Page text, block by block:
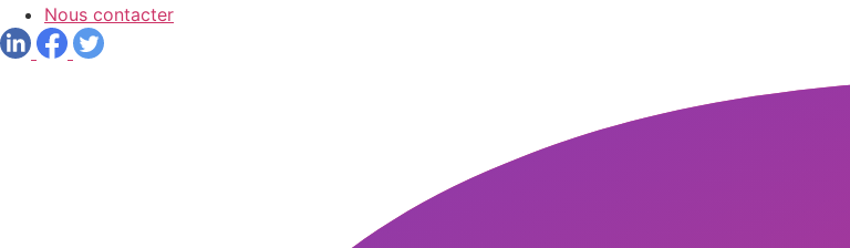
Nous contacter